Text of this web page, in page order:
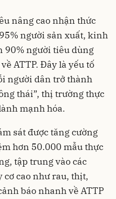
nâng cao nhận thức
người sản xuất, kinh
90% người tiêu dùng
ATTP. Đây là yếu tố
người dân trở thành
thái”, thị trường thực
mạnh hóa.
sát được tăng cường
hơn 50.000 mẫu thực
tập trung vào các
cơ cao như rau, thịt,
báo nhanh về ATTP